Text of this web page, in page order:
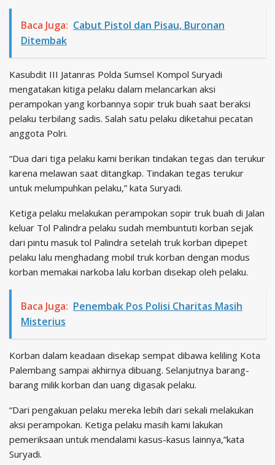
Baca Juga: Cabut Pistol dan Pisau, Buronan
Ditembak
Kasubdit III Jatanras Polda Sumsel Kompol Suryadi
mengatakan kitiga pelaku dalam melancarkan aksi
perampokan yang korbannya sopir truk buah saat beraksi
pelaku terbilang sadis. Salah satu pelaku diketahui pecatan
anggota Polri.
“Dua dari tiga pelaku kami berikan tindakan tegas dan terukur
karena melawan saat ditangkap. Tindakan tegas terukur
untuk melumpuhkan pelaku,” kata Suryadi.
Ketiga pelaku melakukan perampokan sopir truk buah di Jalan
keluar Tol Palindra pelaku sudah membuntuti korban sejak
dari pintu masuk tol Palindra setelah truk korban dipepet
pelaku lalu menghadang mobil truk korban dengan modus
korban memakai narkoba lalu korban disekap oleh pelaku.
Baca Juga: Penembak Pos Polisi Charitas Masih
Misterius
Korban dalam keadaan disekap sempat dibawa keliling Kota
Palembang sampai akhirnya dibuang. Selanjutnya barang-
barang milik korban dan uang digasak pelaku.
“Dari pengakuan pelaku mereka lebih dari sekali melakukan
aksi perampokan. Ketiga pelaku masih kami lakukan
pemeriksaan untuk mendalami kasus-kasus lainnya,”kata
Suryadi.